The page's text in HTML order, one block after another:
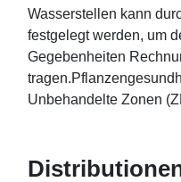
Wasserstellen kann
festgelegt werden, um
Gegebenheiten
Unbehandelte Zonen